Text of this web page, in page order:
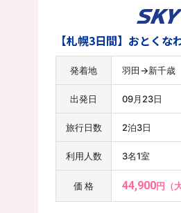
【札幌3日間】おとくな
発着地 仙台→新千歳
出発日 09月23日
旅行日数 2泊3日
利用人数 3名1室
価 格 59,100円（